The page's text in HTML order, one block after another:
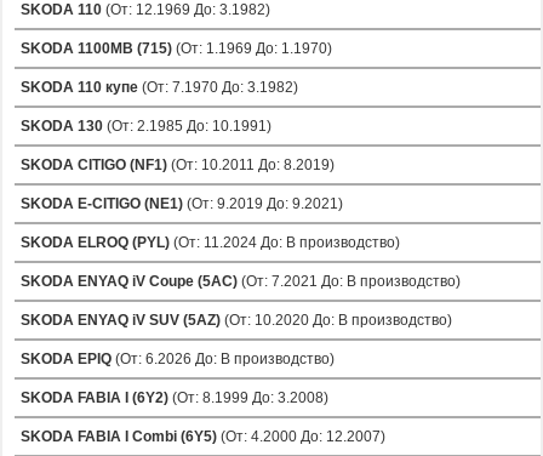
SKODA 110(От: 12.1969 До: 3.1982)
SKODA 1100MB (715)(От: 1.1969 До: 1.1970)
SKODA 110 купе(От: 7.1970 До: 3.1982)
SKODA 130(От: 2.1985 До: 10.1991)
SKODA CITIGO (NF1)(От: 10.2011 До: 8.2019)
SKODA E-CITIGO (NE1)(От: 9.2019 До: 9.2021)
SKODA ELROQ (PYL)(От: 11.2024 До: В производство)
SKODA ENYAQ iV Coupe (5AC)(От: 7.2021 До: В производство)
SKODA ENYAQ iV SUV (5AZ)(От: 10.2020 До: В производство)
SKODA EPIQ(От: 6.2026 До: В производство)
SKODA FABIA I (6Y2)(От: 8.1999 До: 3.2008)
SKODA FABIA I Combi (6Y5)(От: 4.2000 До: 12.2007)